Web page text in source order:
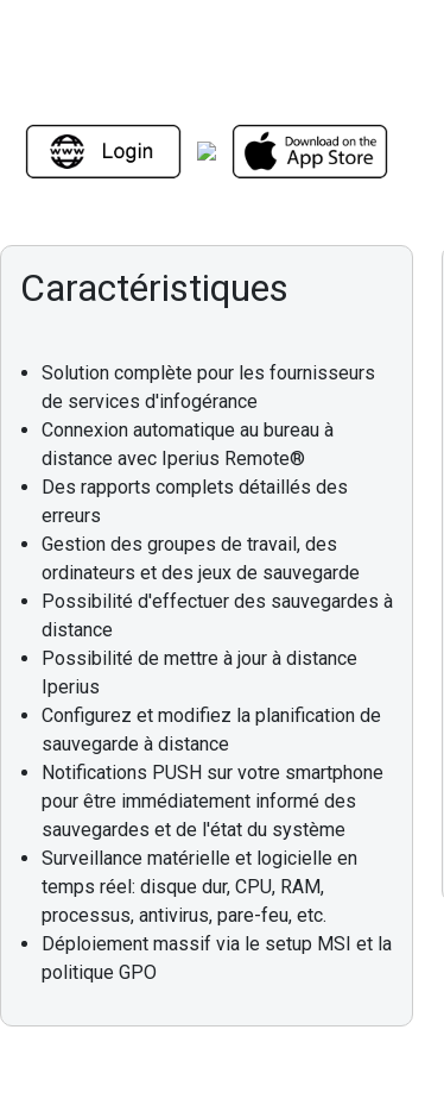
Caractéristiques
Solution complète pour les fournisseurs
de services d'infogérance
Connexion automatique au bureau à
distance avec Iperius Remote®
Des rapports complets détaillés des
erreurs
Gestion des groupes de travail, des
ordinateurs et des jeux de sauvegarde
Possibilité d'effectuer des sauvegardes à
distance
Possibilité de mettre à jour à distance
Iperius
Configurez et modifiez la planification de
sauvegarde à distance
Notifications PUSH sur votre smartphone
pour être immédiatement informé des
sauvegardes et de l'état du système
Surveillance matérielle et logicielle en
temps réel: disque dur, CPU, RAM,
processus, antivirus, pare-feu, etc.
Déploiement massif via le setup MSI et la
politique GPO